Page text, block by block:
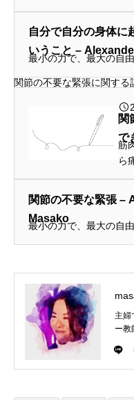
身
て
ン
自分で自分の身体に
いうこと –
最小の力で、最大の自
関節の不要な緊張に関する
関
で
筋
ら
を
関節の不要な緊張
Masako
最小の力で、最大の自
主婦
ー教
く、
ニー